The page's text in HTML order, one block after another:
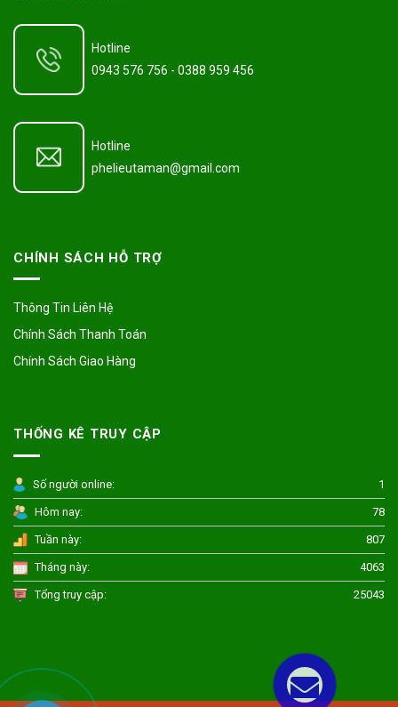
Hotline
0943 576 756 - 0388 959 456
Hotline
phelieutaman@gmail.com
CHÍNH SÁCH HỖ TRỢ
Thông Tin Liên Hệ
Chính Sách Thanh Toán
Chính Sách Giao Hàng
THỐNG KÊ TRUY CẬP
Số người online: 1
Hôm nay: 78
Tuần này: 807
Tháng này: 4063
Tổng truy cập: 25043